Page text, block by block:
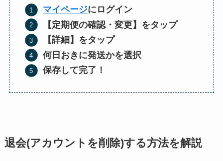
マイページにログイン
【定期便の確認・変更】をタップ
【詳細】をタップ
何日おきに発送かを選択
保存して完了！
退会(アカウントを削除)する方法を解説